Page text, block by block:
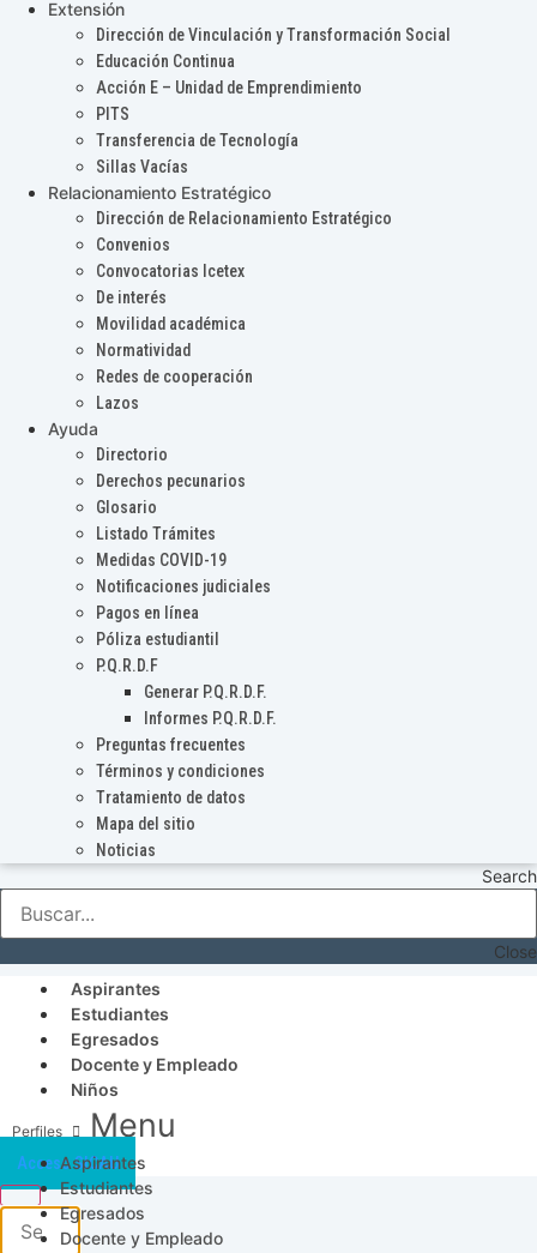
Extensión
Dirección de Vinculación y Transformación Social
Educación Continua
Acción E – Unidad de Emprendimiento
PITS
Transferencia de Tecnología
Sillas Vacías
Relacionamiento Estratégico
Dirección de Relacionamiento Estratégico
Convenios
Convocatorias Icetex
De interés
Movilidad académica
Normatividad
Redes de cooperación
Lazos
Ayuda
Directorio
Derechos pecunarios
Glosario
Listado Trámites
Medidas COVID-19
Notificaciones judiciales
Pagos en línea
Póliza estudiantil
P.Q.R.D.F
Generar P.Q.R.D.F.
Informes P.Q.R.D.F.
Preguntas frecuentes
Términos y condiciones
Tratamiento de datos
Mapa del sitio
Noticias
Search
Close
Aspirantes
Estudiantes
Egresados
Docente y Empleado
Niños
Menu
Aspirantes
Estudiantes
Egresados
Docente y Empleado
Acceso SICAU